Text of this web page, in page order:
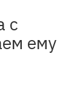
с
ему